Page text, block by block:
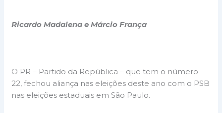
Ricardo Madalena e Márcio França
O PR – Partido da República – que tem o número
22, fechou aliança nas eleições deste ano com o PSB
nas eleições estaduais em São Paulo.